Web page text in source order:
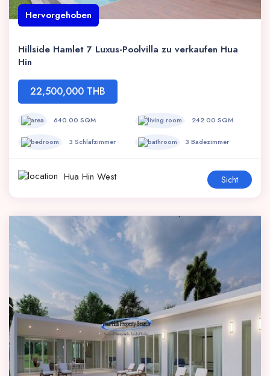
Hervorgehoben
Hillside Hamlet 7 Luxus-Poolvilla zu verkaufen Hua
Hin
22,500,000 THB
640.00 SQM 242.00 SQM
3 Schlafzimmer 3 Badezimmer
Hua Hin West Sicht